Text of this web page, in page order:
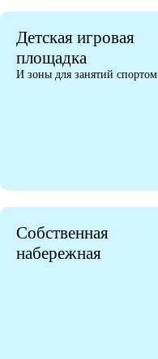
Детская игровая
площадка
И зоны для занятий спортом
Собственная
набережная